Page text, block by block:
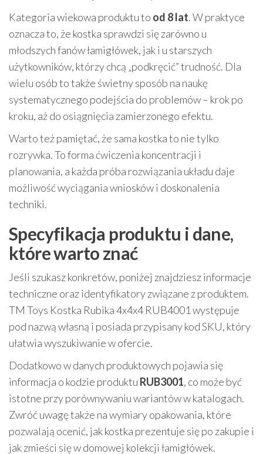
Kategoria wiekowa produktu to od 8 lat. W praktyce
oznacza to, że kostka sprawdzi się zarówno u
młodszych fanów łamigłówek, jak i u starszych
użytkowników, którzy chcą „podkręcić” trudność. Dla
wielu osób to także świetny sposób na naukę
systematycznego podejścia do problemów – krok po
kroku, aż do osiągnięcia zamierzonego efektu.
Warto też pamiętać, że sama kostka to nie tylko
rozrywka. To forma ćwiczenia koncentracji i
planowania, a każda próba rozwiązania układu daje
możliwość wyciągania wniosków i doskonalenia
techniki.
Specyfikacja produktu i dane,
które warto znać
Jeśli szukasz konkretów, poniżej znajdziesz informacje
techniczne oraz identyfikatory związane z produktem.
TM Toys Kostka Rubika 4x4x4 RUB4001 występuje
pod nazwą własną i posiada przypisany kod SKU, który
ułatwia wyszukiwanie w ofercie.
Dodatkowo w danych produktowych pojawia się
informacja o kodzie produktu RUB3001, co może być
istotne przy porównywaniu wariantów w katalogach.
Zwróć uwagę także na wymiary opakowania, które
pozwalają ocenić, jak kostka prezentuje się po zakupie i
jak zmieści się w domowej kolekcji łamigłówek.